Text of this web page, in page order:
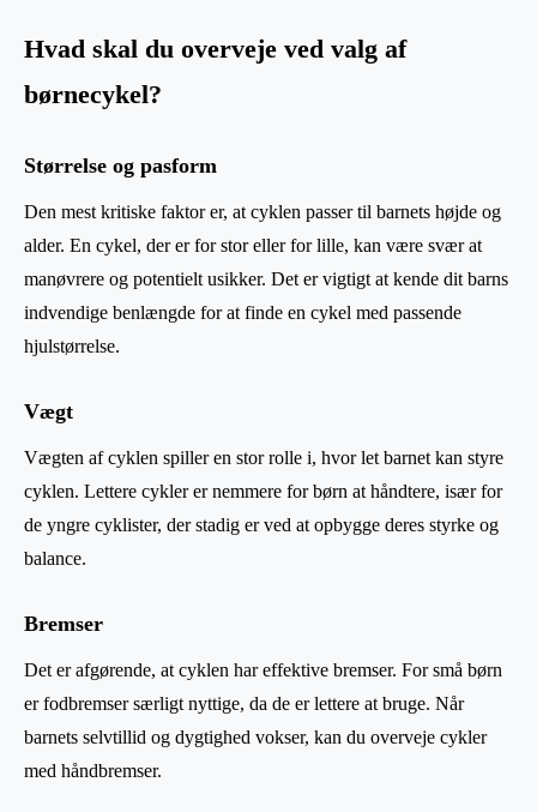
Hvad skal du overveje ved valg af
børnecykel?
Størrelse og pasform
Den mest kritiske faktor er, at cyklen passer til barnets højde og
alder. En cykel, der er for stor eller for lille, kan være svær at
manøvrere og potentielt usikker. Det er vigtigt at kende dit barns
indvendige benlængde for at finde en cykel med passende
hjulstørrelse.
Vægt
Vægten af cyklen spiller en stor rolle i, hvor let barnet kan styre
cyklen. Lettere cykler er nemmere for børn at håndtere, især for
de yngre cyklister, der stadig er ved at opbygge deres styrke og
balance.
Bremser
Det er afgørende, at cyklen har effektive bremser. For små børn
er fodbremser særligt nyttige, da de er lettere at bruge. Når
barnets selvtillid og dygtighed vokser, kan du overveje cykler
med håndbremser.